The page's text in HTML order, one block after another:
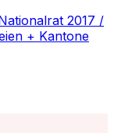
2017 /
+ Kantone